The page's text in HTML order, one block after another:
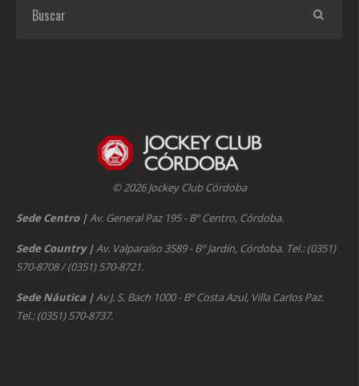
© 2026 Jockey Club Córdoba
Sede Centro |Av. General Paz 195 - Bº Centro, Córdoba.
Sede Country |Av. Valparaíso 3589 - Bº Jardín, Córdoba. Tel.: (0351)
570-8708 / (0351) 570-8721.
Sede Náutica |Av J. S. Bach 1000 - Bº Costa Azul, Villa Carlos Paz.
Tel.: (0351) 570-8737.